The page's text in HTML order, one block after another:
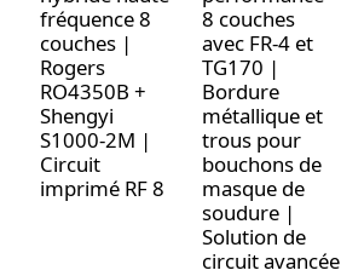
fréquence 8
couches |
Rogers
RO4350B +
Shengyi
S1000-2M |
Circuit
imprimé RF 8
8 couches
avec FR-4 et
TG170 |
Bordure
métallique et
trous pour
bouchons de
masque de
soudure |
Solution de
circuit avancée